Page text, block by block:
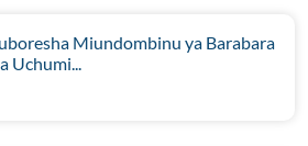
Miundombinu ya Barabara